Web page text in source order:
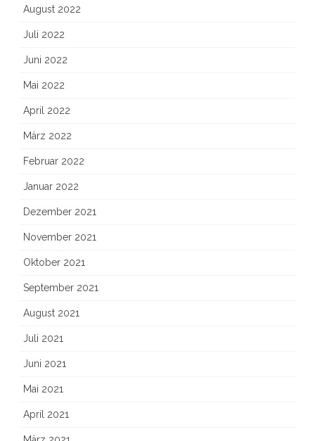
August 2022
Juli 2022
Juni 2022
Mai 2022
April 2022
März 2022
Februar 2022
Januar 2022
Dezember 2021
November 2021
Oktober 2021
September 2021
August 2021
Juli 2021
Juni 2021
Mai 2021
April 2021